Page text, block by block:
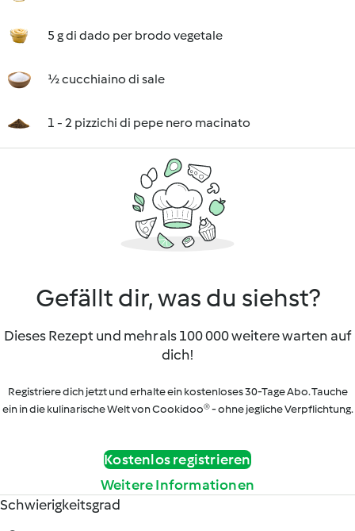
5 g di dado per brodo vegetale
½ cucchiaino di sale
1 - 2 pizzichi di pepe nero macinato
Gefällt dir, was du siehst?
Dieses Rezept und mehr als 100 000 weitere warten auf
dich!
Registriere dich jetzt und erhalte ein kostenloses 30-Tage Abo. Tauche
ein in die kulinarische Welt von Cookidoo® - ohne jegliche Verpflichtung.
Kostenlos registrieren
Weitere Informationen
Schwierigkeitsgrad